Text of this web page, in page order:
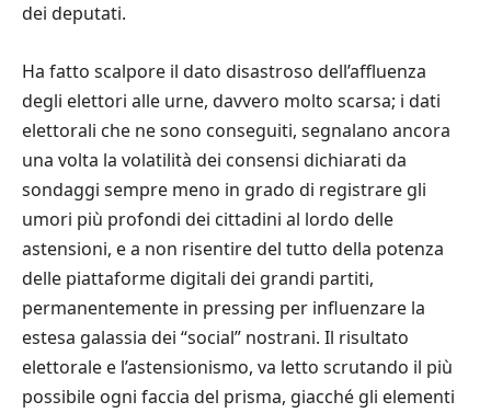
dei deputati.
Ha fatto scalpore il dato disastroso dell’affluenza
degli elettori alle urne, davvero molto scarsa; i dati
elettorali che ne sono conseguiti, segnalano ancora
una volta la volatilità dei consensi dichiarati da
sondaggi sempre meno in grado di registrare gli
umori più profondi dei cittadini al lordo delle
astensioni, e a non risentire del tutto della potenza
delle piattaforme digitali dei grandi partiti,
permanentemente in pressing per influenzare la
estesa galassia dei “social” nostrani. Il risultato
elettorale e l’astensionismo, va letto scrutando il più
possibile ogni faccia del prisma, giacché gli elementi